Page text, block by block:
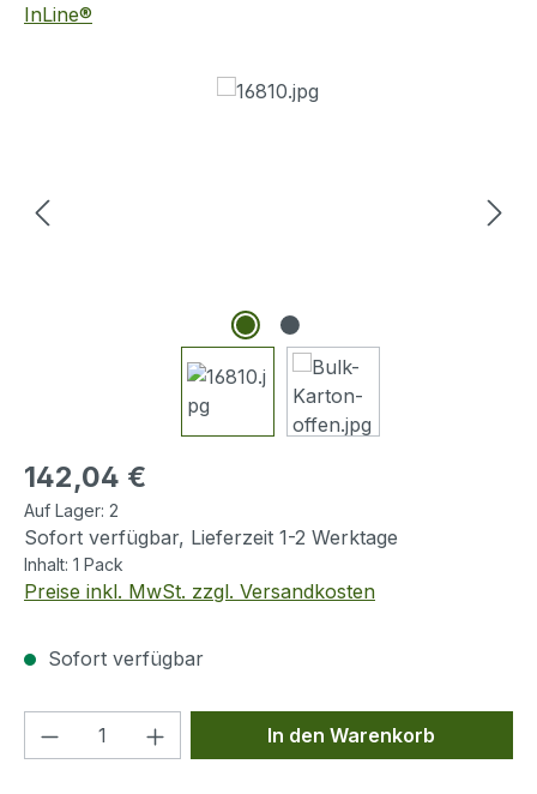
InLine®
Bildergalerie überspringen
Regulärer Preis:
142,04 €
Auf Lager: 2
Sofort verfügbar, Lieferzeit 1-2 Werktage
Inhalt: 1 Pack
Preise inkl. MwSt. zzgl. Versandkosten
Sofort verfügbar
Produkt Anzahl: Gib denIn den Warenkorb